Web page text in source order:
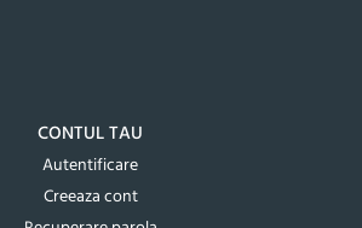
CONTUL TAU
Autentificare
Creeaza cont